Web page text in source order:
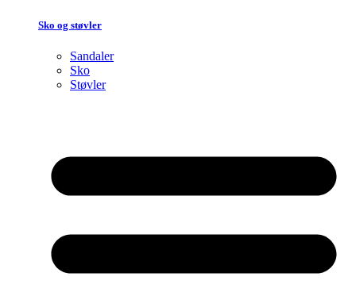
Sko og støvler
Sandaler
Sko
Støvler